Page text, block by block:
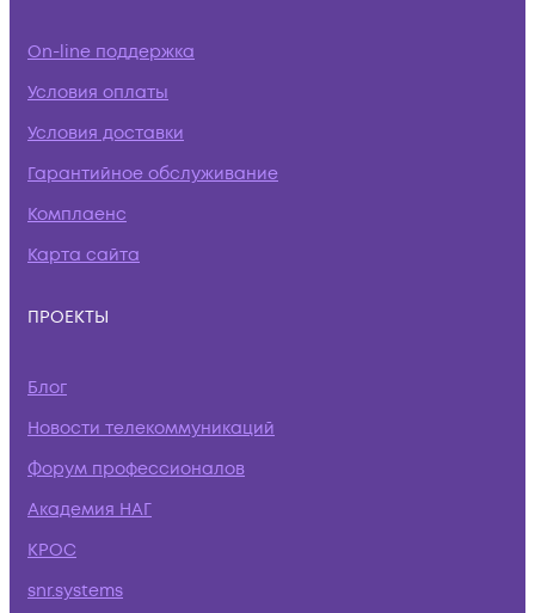
On-line поддержка
Условия оплаты
Условия доставки
Гарантийное обслуживание
Комплаенс
Карта сайта
ПРОЕКТЫ
Блог
Новости телекоммуникаций
Форум профессионалов
Академия НАГ
КРОС
snr.systems